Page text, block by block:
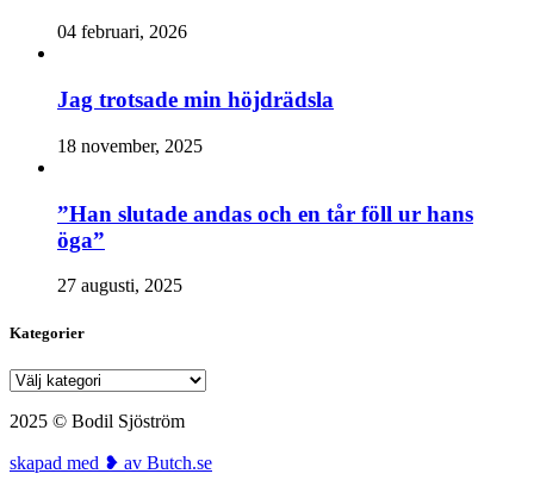
04 februari, 2026
Jag trotsade min höjdrädsla
18 november, 2025
”Han slutade andas och en tår föll ur hans
öga”
27 augusti, 2025
Kategorier
Kategorier
2025 © Bodil Sjöström
skapad med ❥ av Butch.se